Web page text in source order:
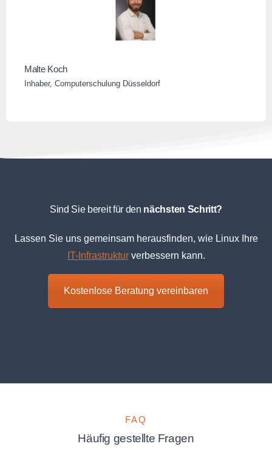
Malte Koch
Inhaber, Computerschulung Düsseldorf
Sind Sie bereit für den nächsten Schritt?
Lassen Sie uns gemeinsam herausfinden, wie Linux Ihre
IT-Infrastrukturverbessern kann.
Kostenlose Beratung vereinbaren
FAQ
Häufig gestellte Fragen